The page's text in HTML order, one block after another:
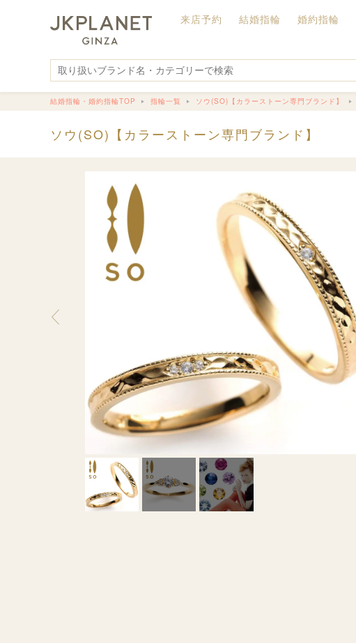
来店予約 結婚指輪 婚約指輪
結婚指輪・婚約指輪TOP 指輪一覧 ソウ(SO)【カラーストーン専門ブランド】
ソウ(SO)【カラーストーン専門ブランド】